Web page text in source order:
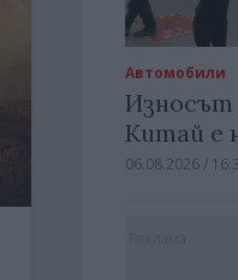
Автомобили
Износът
Китай е
06.08.2026 /